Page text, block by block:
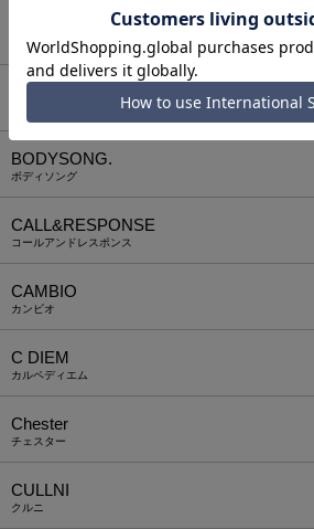
ATTACHMENT
アタッチメント
BODYSONG.
ボディソング
CALL&RESPONSE
コールアンドレスポンス
CAMBIO
カンビオ
C DIEM
カルペディエム
Chester
チェスター
CULLNI
クルニ